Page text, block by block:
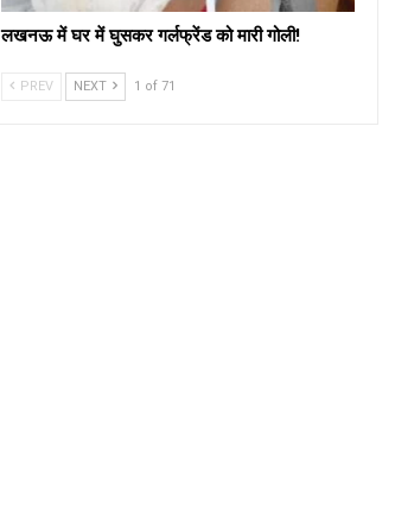
लखनऊ में घर में घुसकर गर्लफ्रेंड को मारी गोली!
PREV NEXT 1 of 71